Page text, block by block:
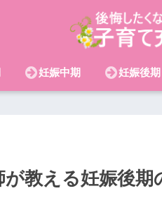
妊娠中期 妊娠後期
教える妊娠後期